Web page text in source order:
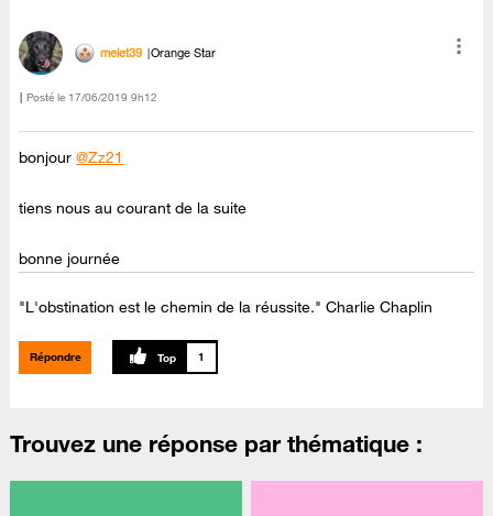
melet39 Orange Star
Posté le ‎17/06/2019 9h12
bonjour@Zz21
tiens nous au courant de la suite
bonne journée
"L'obstination est le chemin de la réussite." Charlie Chaplin
Répondre 1
Trouvez une réponse par thématique :